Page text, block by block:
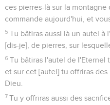
ces pierres-là sur la
commande aujourd'hui, et
5 Tu bâtiras aussi là un autel à
[dis-je], de pierres, sur
6 Tu bâtiras l'autel de l'Eternel
et sur cet [autel] tu offriras
Dieu.
7 Tu y offriras aussi des